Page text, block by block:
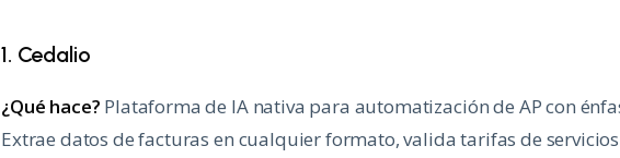
1. Cedalio
¿Qué hace? Plataforma de IA nativa para automatización de AP con
Extrae datos de facturas en cualquier formato, valida tarifas de